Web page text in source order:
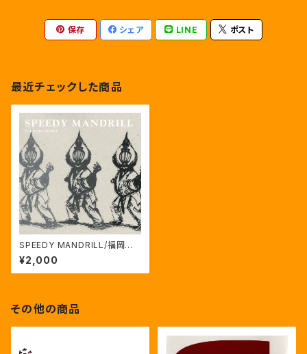
保存 シェア LINE ポスト
最近チェックした商品
SPEEDY MANDRILL/福岡史
朗
¥2,000
その他の商品